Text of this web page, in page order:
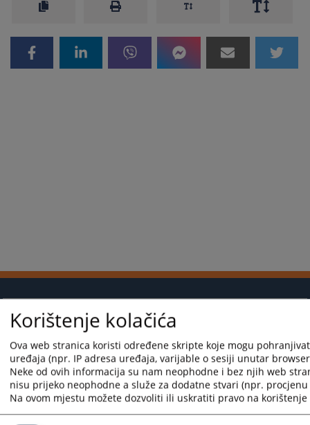
Korisni linkovi
Kontakt
Mapa stranice
Korištenje kolačića
Ova web stranica koristi određene skripte koje mogu
uređaja (npr. IP adresa uređaja, varijable o sesiji unutar
Neke od ovih informacija su nam neophodne i bez njih web
nisu prijeko neophodne a služe za dodatne stvari (npr.
Na ovom mjestu možete dozvoliti ili uskratiti pravo na